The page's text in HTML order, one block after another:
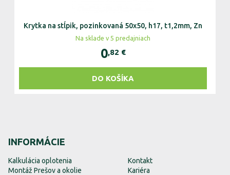
Krytka na stĺpik, pozinkovaná 50x50, h17, t1,2mm, Zn
Na sklade v 5 predajniach
0,82 €
DO KOŠÍKA
INFORMÁCIE
Kalkulácia oplotenia
Montáž Prešov a okolie
Kontakt
Kariéra